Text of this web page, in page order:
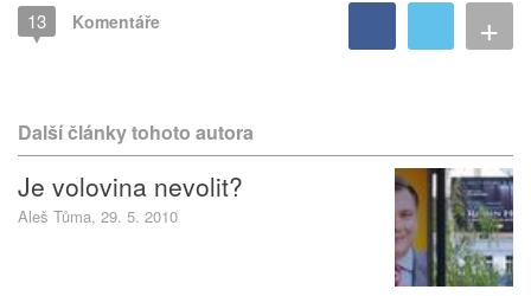
13 Komentáře +
Další články tohoto autora
Je volovina nevolit?
Aleš Tůma, 29. 5. 2010